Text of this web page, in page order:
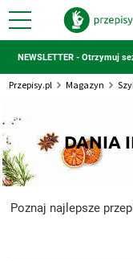
NEWSLETTER - Otrzymuj
Przepisy.pl Magazyn
DANIA
Poznaj najlepsze